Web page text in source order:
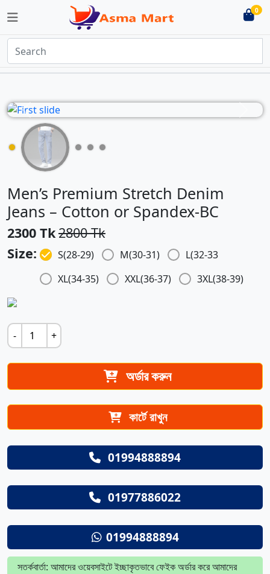
0
Previous Next
Men’s Premium Stretch Denim
Jeans – Cotton or Spandex-BC
2300 Tk2800 Tk
Size:
S(28-29) M(30-31)
L(32-33
XL(34-35)
XXL(36-37) 3XL(38-39)
- +
অর্ডার করুন
কার্টে রাখুন
01994888894
01977886022
01994888894
সতর্কবার্তা: আমাদের ওয়েবসাইটে ইচ্ছাকৃতভাবে ফেইক অর্ডার করে আমাদের